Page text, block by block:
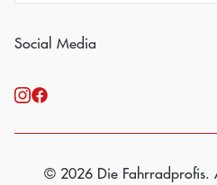
Social Media
© 2026 Die Fahrradprofis.